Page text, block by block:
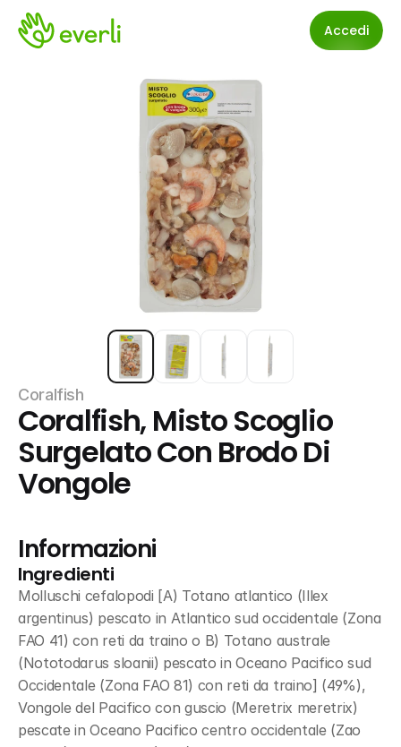
Accedi
Coralfish
Coralfish, Misto Scoglio
Surgelato Con Brodo Di
Vongole
Informazioni
Ingredienti
Molluschi cefalopodi [A) Totano atlantico (Illex
argentinus) pescato in Atlantico sud occidentale (Zona
FAO 41) con reti da traino o B) Totano australe
(Nototodarus sloanii) pescato in Oceano Pacifico sud
Occidentale (Zona FAO 81) con reti da traino] (49%),
Vongole del Pacifico con guscio (Meretrix meretrix)
pescate in Oceano Pacifico centro occidentale (Zao